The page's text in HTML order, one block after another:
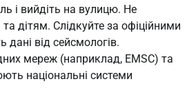
і вийдіть на вулицю. Не
дітям. Слідкуйте за офіційними
від сейсмологів.
мереж (наприклад, EMSC) та
національні системи